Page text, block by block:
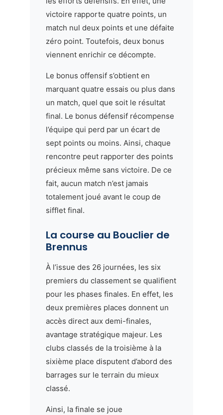
victoire rapporte quatre points, un
match nul deux points et une défaite
zéro point. Toutefois, deux bonus
viennent enrichir ce décompte.
Le bonus offensif s’obtient en
marquant quatre essais ou plus dans
un match, quel que soit le résultat
final. Le bonus défensif récompense
l’équipe qui perd par un écart de
sept points ou moins. Ainsi, chaque
rencontre peut rapporter des points
précieux même sans victoire. De ce
fait, aucun match n’est jamais
totalement joué avant le coup de
sifflet final.
La course au Bouclier de
Brennus
À l’issue des 26 journées, les six
premiers du classement se qualifient
pour les phases finales. En effet, les
deux premières places donnent un
accès direct aux demi-finales,
avantage stratégique majeur. Les
clubs classés de la troisième à la
sixième place disputent d’abord des
barrages sur le terrain du mieux
classé.
Ainsi, la finale se joue